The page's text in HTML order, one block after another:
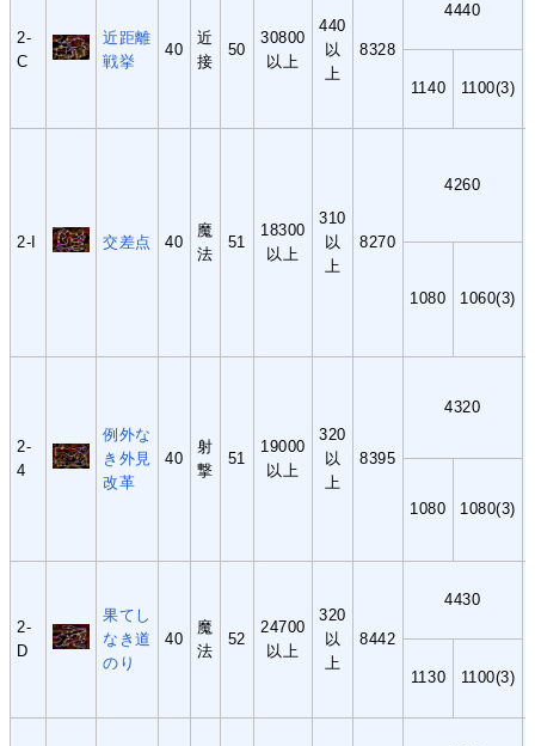
2-
C
近距離
戦挙
40
近
接
50
30800
以上
440
以
上
8328
4440
1140 1100(3)
2-I 交差点 40
魔
法
51
18300
以上
310
以
上
8270
4260
1080 1060(3)
2-
4
例外な
き外見
改革
40
射
撃
51
19000
以上
320
以
上
8395
4320
1080 1080(3)
2-
D
果てし
なき道
のり
40
魔
法
52
24700
以上
320
以
上
8442
4430
1130 1100(3)